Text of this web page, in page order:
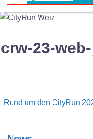
crw-23-
Post
Rund um den CityRun